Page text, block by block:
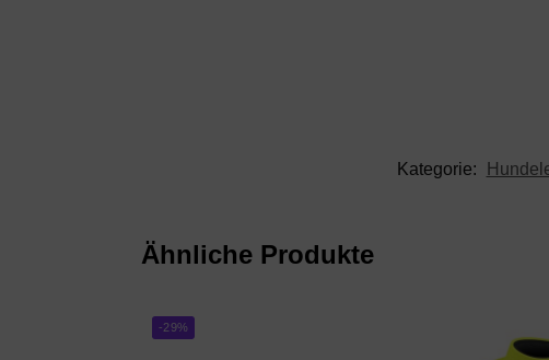
Kategorie:
Ähnliche Produkte
-29%